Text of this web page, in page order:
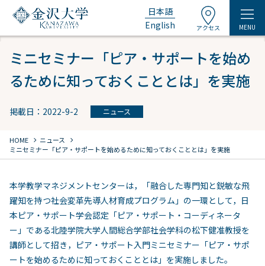
日本語
English
アクセス MENU
ミニセミナー「ピア・サポートを始め
るために知っておくこととは」を実施
掲載日：2022-9-2 ニュース
HOME chevron_right ニュース chevron_right
ミニセミナー「ピア・サポートを始めるために知っておくこととは」を実施
本学教学マネジメントセンターは，「融合した専門知と鋭敏な飛
躍知を持つ社会変革先導人材育成プログラム」の一環として，日
本ピア・サポート学会認定「ピア・サポート・コーディネータ
ー」である北陸学院大学人間総合学部社会学科の松下健准教授を
講師として招き，ピア・サポート入門ミニセミナー「ピア・サポ
ートを始めるために知っておくこととは」を実施しました。